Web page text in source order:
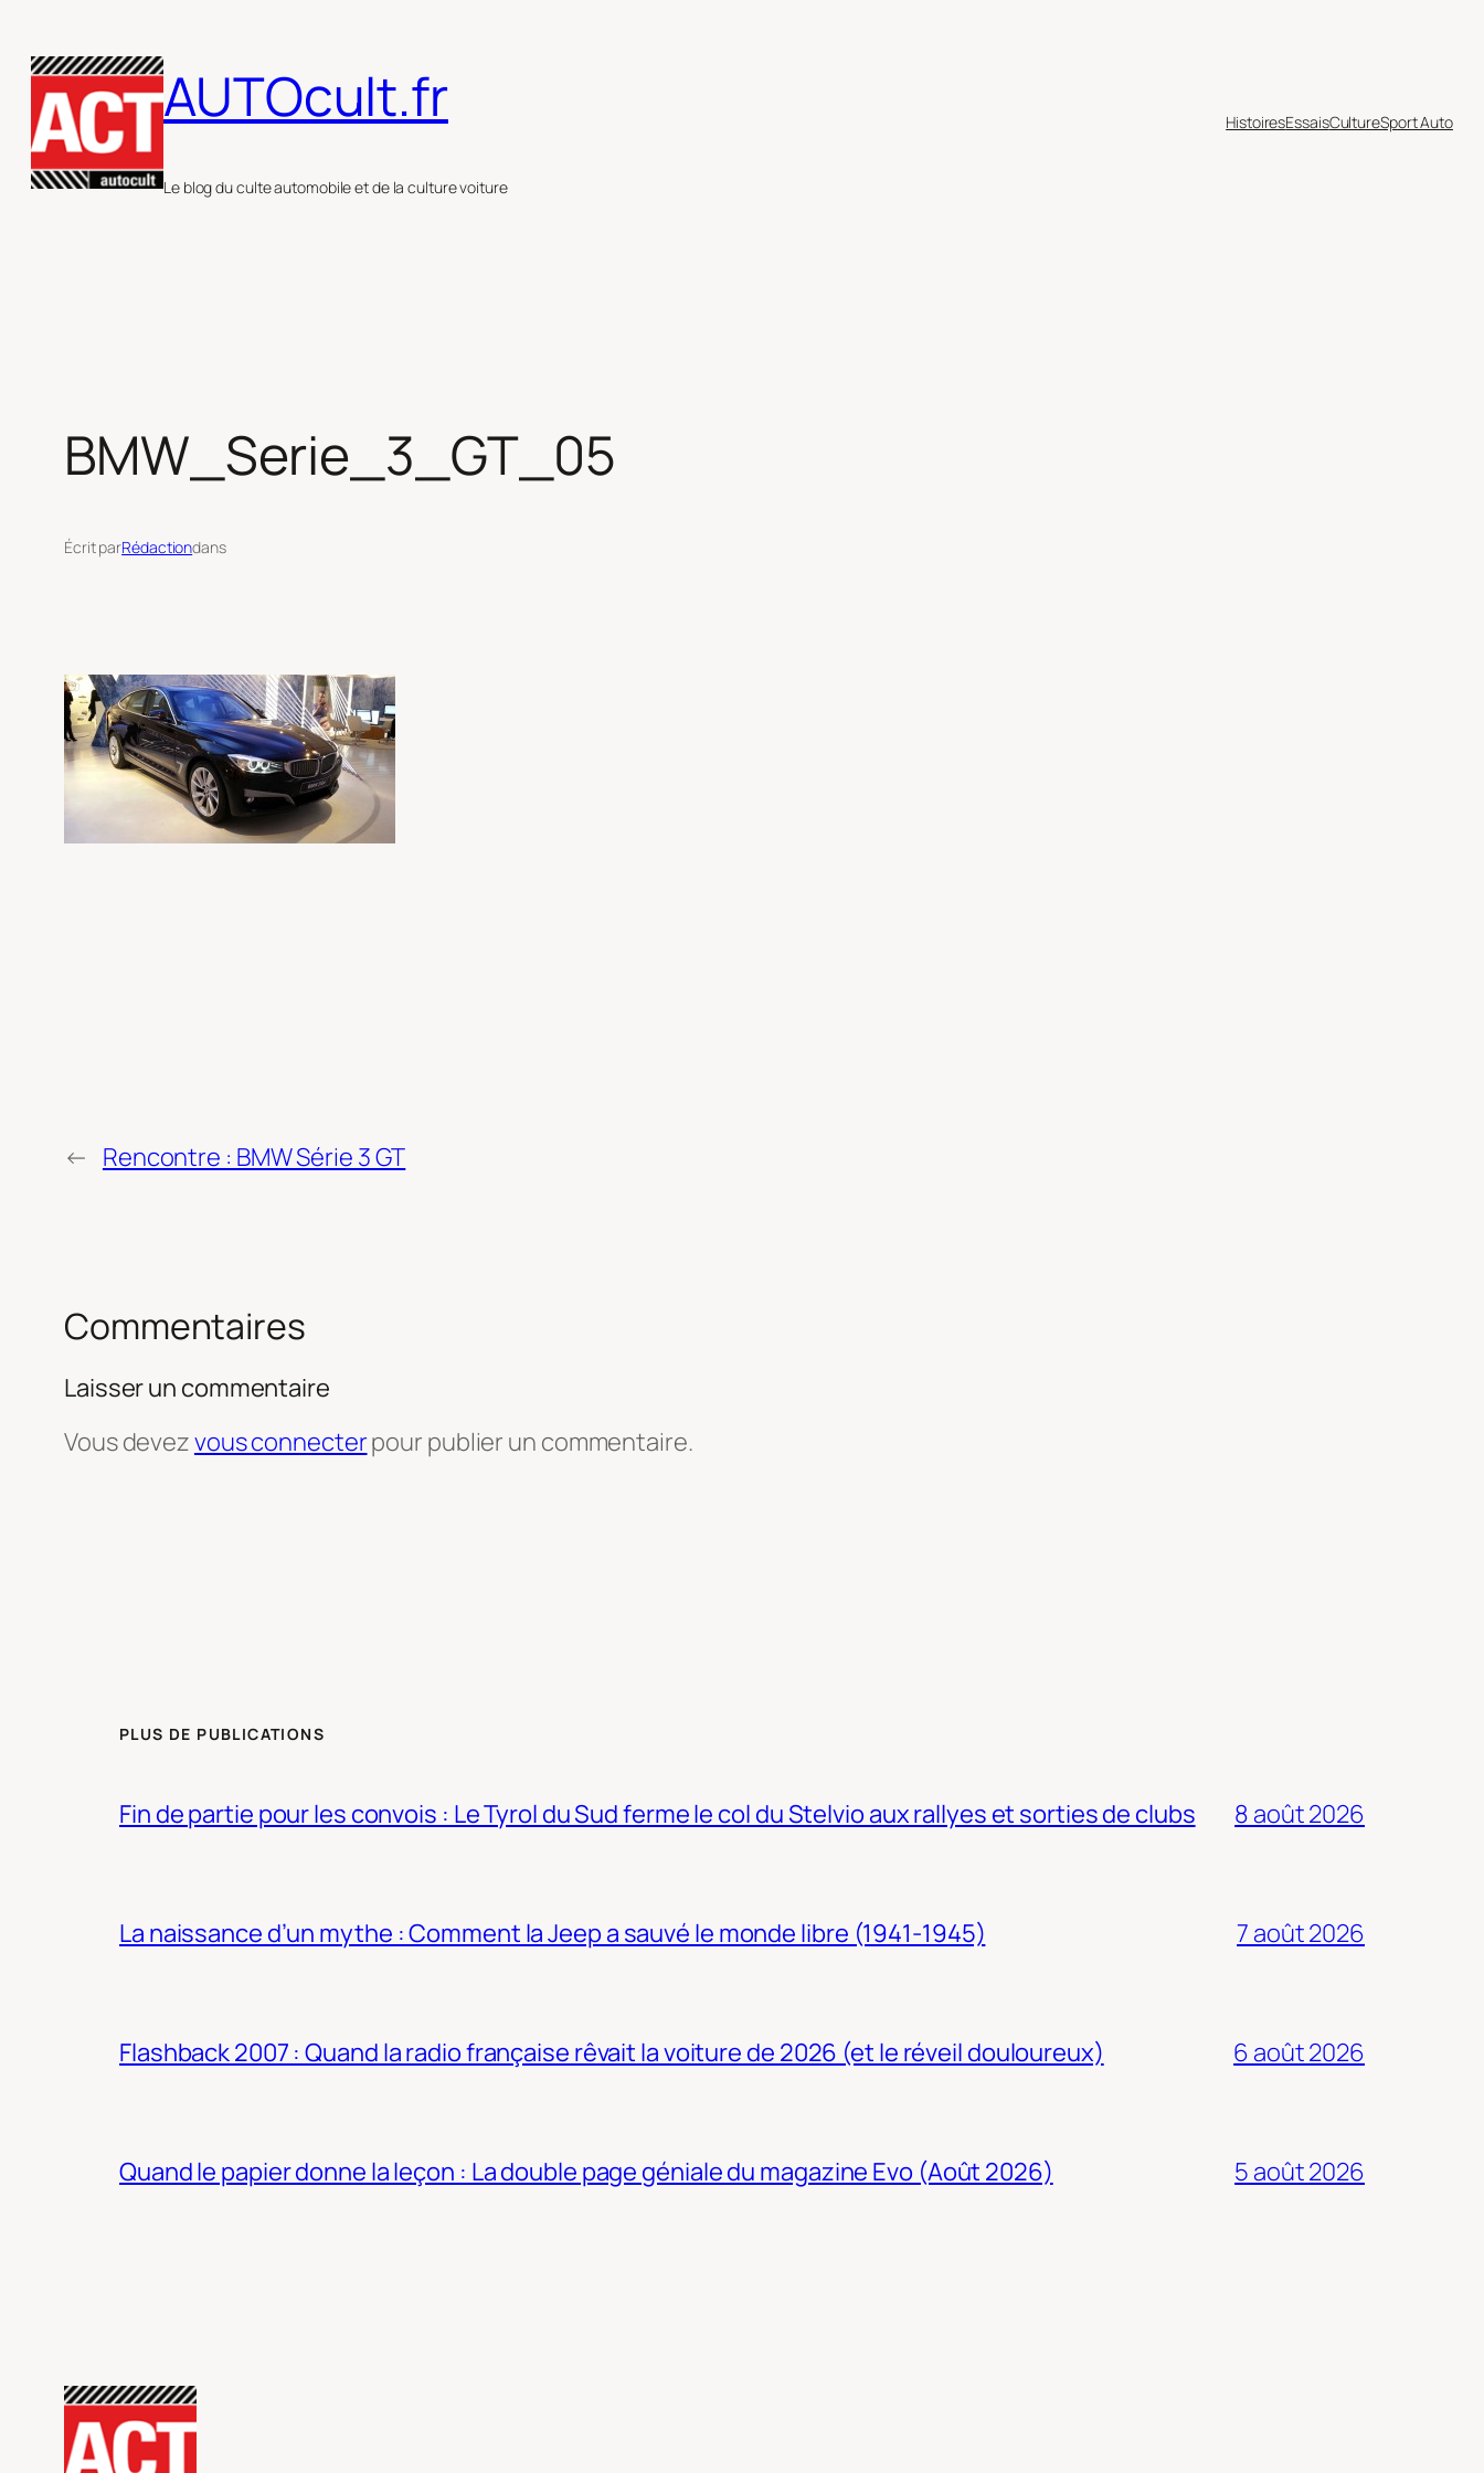
au
contenu
AUTOcult.fr
Le blog du culte automobile et de la culture voiture
HistoiresEssaisCultureSport Auto
BMW_Serie_3_GT_05
Écrit parRédactiondans
← Rencontre : BMW Série 3 GT
Commentaires
Laisser un commentaire
Vous devezvous connecterpour publier un commentaire.
PLUS DE PUBLICATIONS
Fin de partie pour les convois : Le Tyrol du Sud ferme le col du Stelvio aux rallyes et sorties de clubs 8 août 2026
La naissance d’un mythe : Comment la Jeep a sauvé le monde libre (1941-1945) 7 août 2026
Flashback 2007 : Quand la radio française rêvait la voiture de 2026 (et le réveil douloureux) 6 août 2026
Quand le papier donne la leçon : La double page géniale du magazine Evo (Août 2026) 5 août 2026